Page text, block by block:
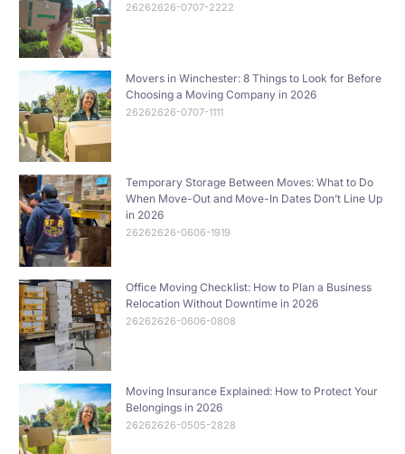
26262626-0707-2222
Movers in Winchester: 8 Things to Look for Before
Choosing a Moving Company in 2026
26262626-0707-1111
Temporary Storage Between Moves: What to Do
When Move-Out and Move-In Dates Don’t Line Up
in 2026
26262626-0606-1919
Office Moving Checklist: How to Plan a Business
Relocation Without Downtime in 2026
26262626-0606-0808
Moving Insurance Explained: How to Protect Your
Belongings in 2026
26262626-0505-2828